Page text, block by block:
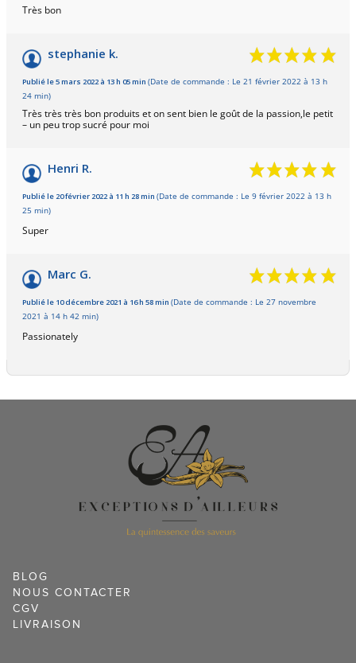
Très bon
stephanie k.
Publié le 5 mars 2022 à 13 h 05 min (Date de commande : Le 21 février 2022 à 13 h
24 min)
Très très très bon produits et on sent bien le goût de la passion,le petit
– un peu trop sucré pour moi
Henri R.
Publié le 20 février 2022 à 11 h 28 min (Date de commande : Le 9 février 2022 à 13 h
25 min)
Super
Marc G.
Publié le 10 décembre 2021 à 16 h 58 min (Date de commande : Le 27 novembre
2021 à 14 h 42 min)
Passionately
BLOG
NOUS CONTACTER
CGV
LIVRAISON